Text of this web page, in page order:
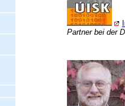
Partner bei der